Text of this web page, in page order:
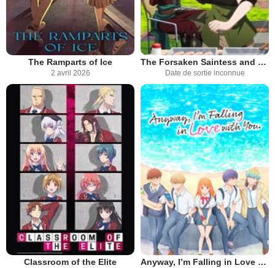
The Ramparts of Ice
2 avril 2026
The Forsaken Saintess and Her Foodie Roadtrip in Another World
Date de sortie inconnue
Classroom of the Elite Anyway, I’m Falling in Love with You